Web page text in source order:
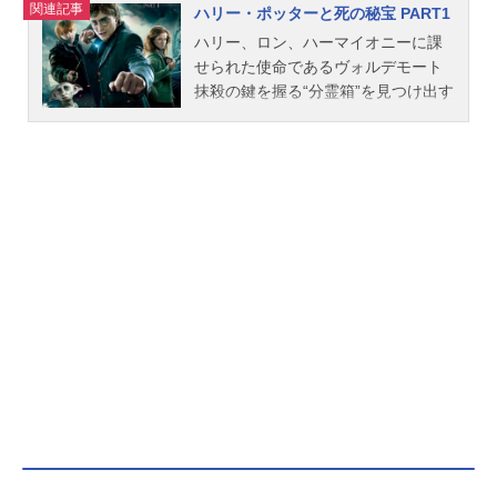
関連記事
ハリー・ポッターと死の秘宝 PART1
ハリー、ロン、ハーマイオニーに課
せられた使命であるヴォルデモート
抹殺の鍵を握る“分霊箱”を見つけ出す